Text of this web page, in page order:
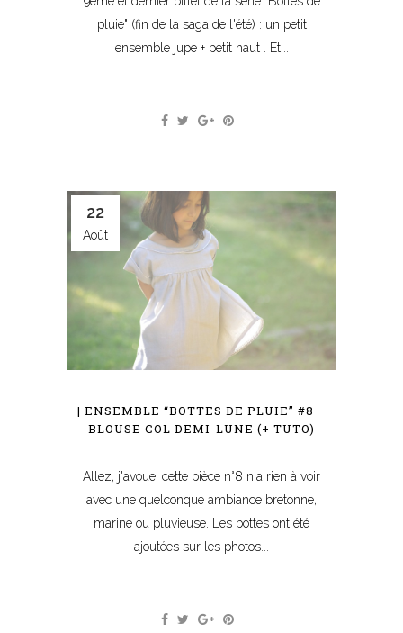
pluie" (fin de la saga de l'été) : un petit
ensemble jupe + petit haut . Et...
22
Août
| ENSEMBLE “BOTTES DE PLUIE” #8 –
BLOUSE COL DEMI-LUNE (+ TUTO)
Allez, j'avoue, cette pièce n°8 n'a rien à voir
avec une quelconque ambiance bretonne,
marine ou pluvieuse. Les bottes ont été
ajoutées sur les photos...